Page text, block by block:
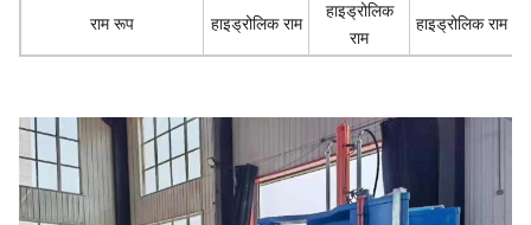
राम रूप हाइड्रोलिक राम
हाइड्रोलिक
राम
हाइड्रोलिक राम